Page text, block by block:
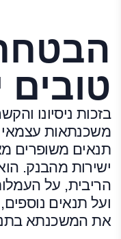
טובים
בזכות ניסיונו
משכנתאות עצמאי
תנאים משופרים
ישירות מהבנק.
הריבית, על
ועל תנאים
את המשכנתא